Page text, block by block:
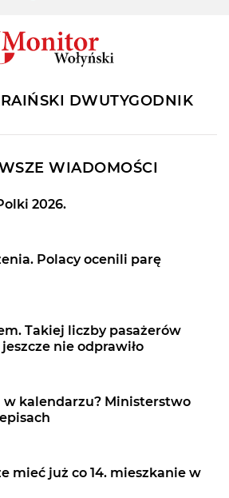
DWUTYGODNIK
WIADOMOŚCI
2026.
Polacy ocenili parę
Takiej liczby pasażerów
nie odprawiło
w kalendarzu? Ministerstwo
mieć już co 14. mieszkanie w